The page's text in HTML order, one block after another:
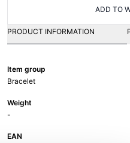
ADD TO
PRODUCT INFORMATION
Item group
Bracelet
Weight
-
EAN